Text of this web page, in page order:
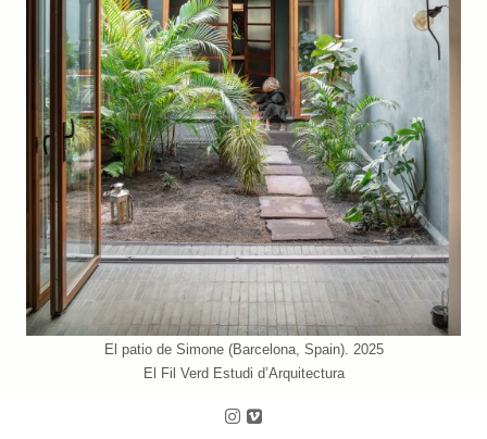
El patio de Simone (Barcelona, Spain). 2025
El Fil Verd Estudi d’Arquitectura
Follow us on Instagram